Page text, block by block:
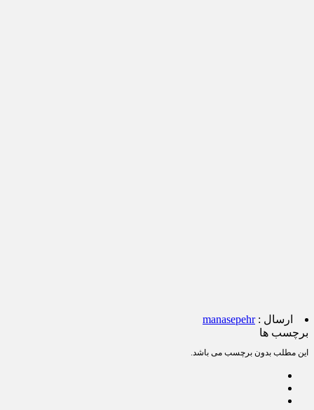
ارسال :manasepehr
برچسب ها
این مطلب بدون برچسب می باشد.